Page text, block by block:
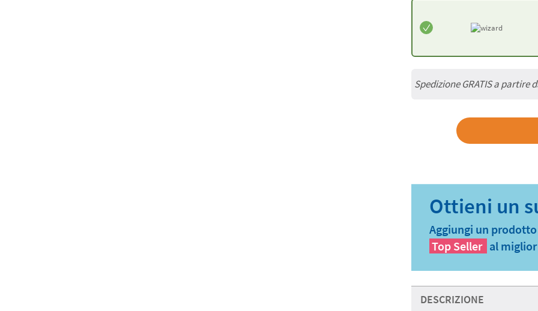
Spedizione GRATIS a partire
Aggiungi un
Top Seller al
DESCRIZIONE